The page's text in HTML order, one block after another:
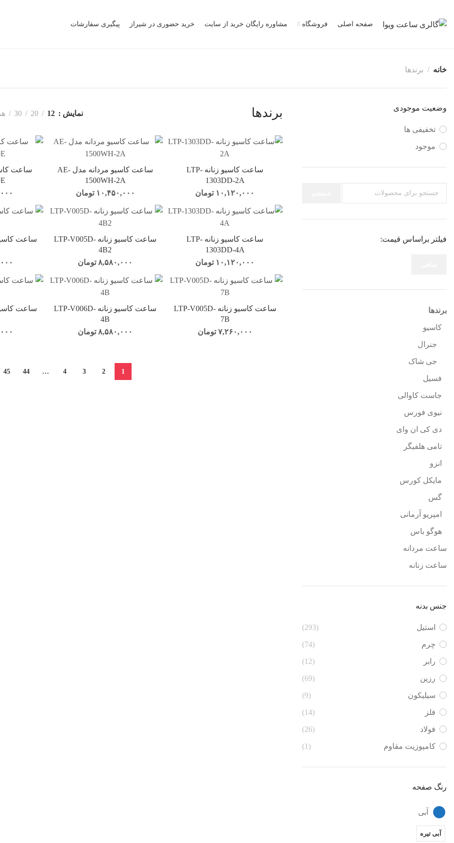
صفحه اصلی فروشگاه مشاوره رایگان خرید از سایت خرید حضوری در شیراز پیگیری سفارشات
خانه برندها
وضعیت موجودی
تخفیفی ها
موجود
فیلتر براساس قیمت:
برندها
کاسیو
جنرال
جی شاک
فسیل
جاست کاوالی
نیوی فورس
دی کی ان وای
تامی هلفیگر
انزو
مایکل کورس
گس
امپریو آرمانی
هوگو باس
ساعت مردانه
ساعت زنانه
جنس بدنه
استیل (293)
چرم (74)
رابر (12)
رزین (69)
سیلیکون (9)
فلز (14)
فولاد (26)
کامپوزیت مقاوم (1)
رنگ صفحه
آبی
آبی تیره
برندها نمایش 12
20
30
ساعت کاسیو زنانه LTP-
1303DD-2A
۱۰,۱۲۰,۰۰۰ تومان
ساعت کاسیو مردانه مدل AE-
1500WH-2A
۱۰,۴۵۰,۰۰۰ تومان
ساعت کاسیو زنانه LTP-
1303DD-4A
۱۰,۱۲۰,۰۰۰ تومان
ساعت کاسیو زنانه LTP-V005D-
4B2
۸,۵۸۰,۰۰۰ تومان
ساعت کاسیو زنانه LTP-V005D-
7B
۷,۲۶۰,۰۰۰ تومان
ساعت کاسیو زنانه LTP-V006D-
4B
۸,۵۸۰,۰۰۰ تومان
1
2
3
4
…
44
45